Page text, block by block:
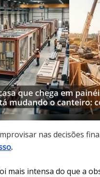
nas decisões
.
mais intensa do que a